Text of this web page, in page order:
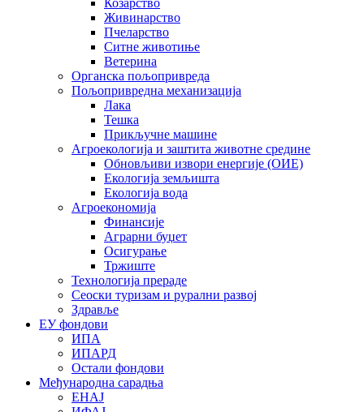
Живинарство
Пчеларство
Ситне животиње
Ветерина
Органска пољопривреда
Пољопривредна механизација
Лака
Тешка
Прикључне машине
Агроекологија и заштита животне средине
Обновљиви извори енергије (ОИЕ)
Екологија земљишта
Екологија вода
Агроекономија
Финансије
Аграрни буџет
Осигурање
Тржиште
Технологија прераде
Сеоски туризам и рурални развој
Здравље
ЕУ фондови
ИПА
ИПАРД
Остали фондови
Међународна сарадња
ЕНАЈ